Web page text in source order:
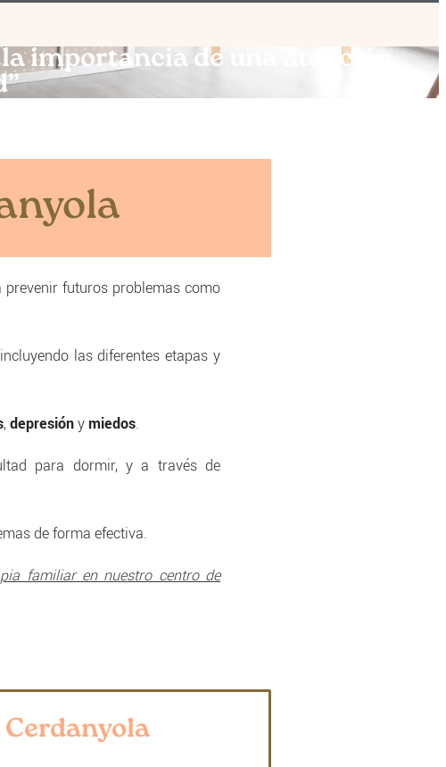
la importancia de una atención
futuros problemas como
las diferentes etapas y
,depresiónymiedos.
para dormir, y a través de
de forma efectiva.
familiar en nuestro centro de